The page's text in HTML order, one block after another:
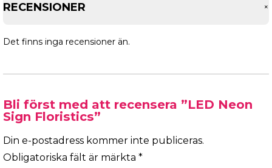
RECENSIONER +
Det finns inga recensioner än.
Bli först med att recensera ”LED Neon
Sign Floristics”
Din e-postadress kommer inte publiceras.
Obligatoriska fält är märkta *